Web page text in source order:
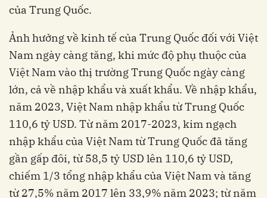
của Trung Quốc.
Ảnh hưởng về kinh tế của Trung Quốc đối với Việt
Nam ngày càng tăng, khi mức độ phụ thuộc của
Việt Nam vào thị trường Trung Quốc ngày càng
lớn, cả về nhập khẩu và xuất khẩu. Về nhập khẩu,
năm 2023, Việt Nam nhập khẩu từ Trung Quốc
110,6 tỷ USD. Từ năm 2017-2023, kim ngạch
nhập khẩu của Việt Nam từ Trung Quốc đã tăng
gần gấp đôi, từ 58,5 tỷ USD lên 110,6 tỷ USD,
chiếm 1/3 tổng nhập khẩu của Việt Nam và tăng
từ 27,5% năm 2017 lên 33,9% năm 2023; từ năm